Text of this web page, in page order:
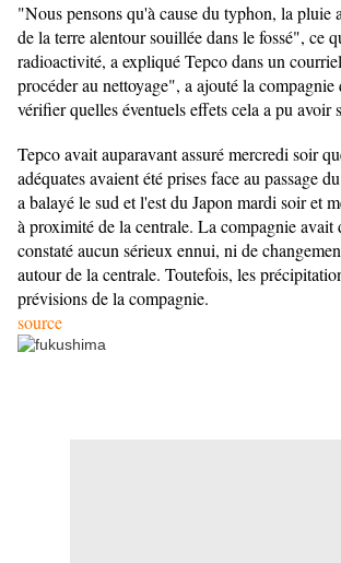
"Nous pensons qu'à cause du typhon, la pluie
de la terre alentour souillée dans le fossé", ce
radioactivité, a expliqué Tepco dans un
procéder au nettoyage", a ajouté la compagnie
vérifier quelles éventuels effets cela a pu avoir
Tepco avait auparavant assuré mercredi soir
adéquates avaient été prises face au passage
a balayé le sud et l'est du Japon mardi soir et
à proximité de la centrale. La compagnie avait
constaté aucun sérieux ennui, ni de
autour de la centrale. Toutefois, les
prévisions de la compagnie.
source